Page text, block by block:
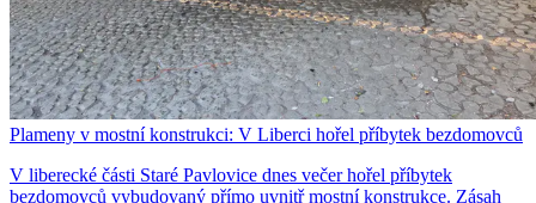
Plameny v mostní konstrukci: V Liberci hořel příbytek bezdomovců
V liberecké části Staré Pavlovice dnes večer hořel příbytek
bezdomovců vybudovaný přímo uvnitř mostní konstrukce. Zásah